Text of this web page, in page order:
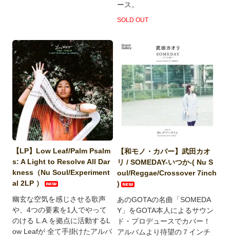
ース。
SOLD OUT
【LP】Low Leaf/Palm Psalm
s: A Light to Resolve All Dar
kness（Nu Soul/Experiment
al 2LP ）
幽玄な空気を感じさせる歌声
や、4つの要素を1人でやって
のける L.A.を拠点に活動するL
ow Leafが 全て手掛けたアルバ
【和モノ・カバー】武田カオ
リ / SOMEDAY-いつか-( Nu S
oul/Reggae/Crossover 7inch
)
あのGOTAの名曲「SOMEDA
Y」をGOTA本人によるサウン
ド・プロデュースでカバー！
アルバムより待望の７インチ